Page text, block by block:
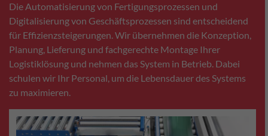
Die Automatisierung von Fertigungsprozessen und
Digitalisierung von Geschäftsprozessen sind entscheidend
für Effizienzsteigerungen. Wir übernehmen die Konzeption,
Planung, Lieferung und fachgerechte Montage Ihrer
Logistiklösung und nehmen das System in Betrieb. Dabei
schulen wir Ihr Personal, um die Lebensdauer des Systems
zu maximieren.